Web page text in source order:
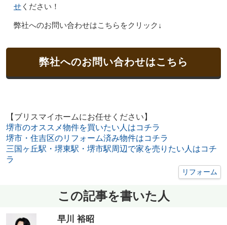
せください！
弊社へのお問い合わせはこちらをクリック↓
弊社へのお問い合わせはこちら
【ブリスマイホームにお任せください】
堺市のオススメ物件を買いたい人はコチラ
堺市・住吉区のリフォーム済み物件はコチラ
三国ヶ丘駅・堺東駅・堺市駅周辺で家を売りたい人はコチ
ラ
リフォーム
この記事を書いた人
早川 裕昭